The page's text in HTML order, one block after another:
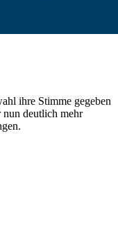
ihre Stimme gegeben
deutlich mehr